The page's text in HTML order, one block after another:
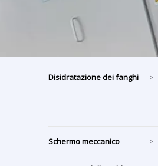
Disidratazione dei fanghi >
Schermo meccanico >